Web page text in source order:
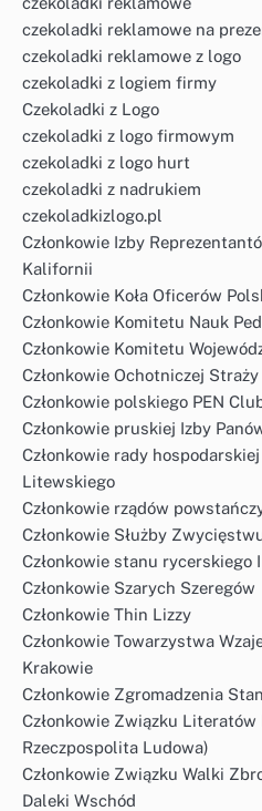
czekoladki reklamowe na
czekoladki reklamowe z logo
czekoladki z logiem firmy
Czekoladki z Logo
czekoladki z logo firmowym
czekoladki z logo hurt
czekoladki z nadrukiem
czekoladkizlogo.pl
Członkowie Izby
Kalifornii
Członkowie Koła Oficerów
Członkowie Komitetu Nauk
Członkowie Komitetu
Członkowie Ochotniczej Straży
Członkowie polskiego PEN
Członkowie pruskiej Izby
Członkowie rady
Litewskiego
Członkowie rządów
Członkowie Służby
Członkowie stanu rycerskiego
Członkowie Szarych Szeregów
Członkowie Thin Lizzy
Członkowie Towarzystwa
Krakowie
Członkowie Zgromadzenia
Członkowie Związku
Rzeczpospolita Ludowa)
Członkowie Związku Walki
Daleki Wschód